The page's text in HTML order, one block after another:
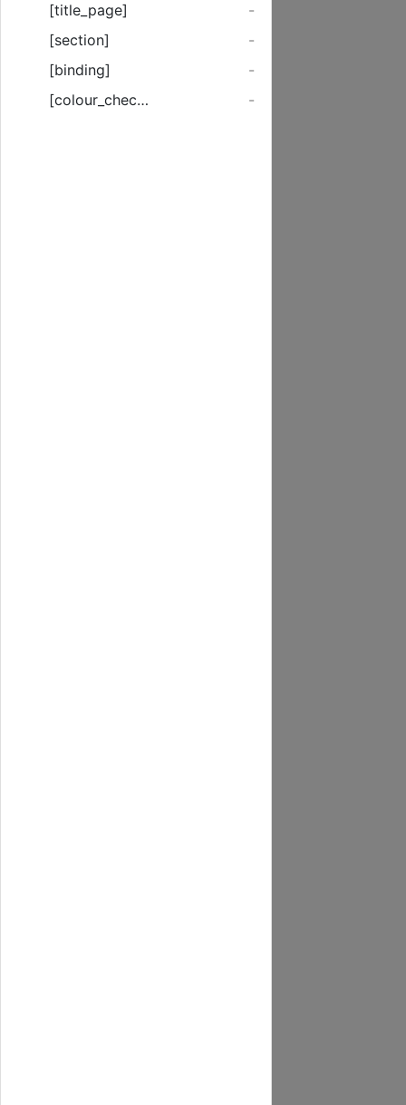
[title_page]
-
[section]
-
[binding]
-
[colour_checker]
-